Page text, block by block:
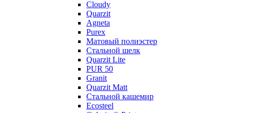
Cloudy
Quarzit
Agneta
Purex
Матовый полиэстер
Стальной шелк
Quarzit Lite
PUR 50
Granit
Quarzit Matt
Стальной кашемир
Ecosteel